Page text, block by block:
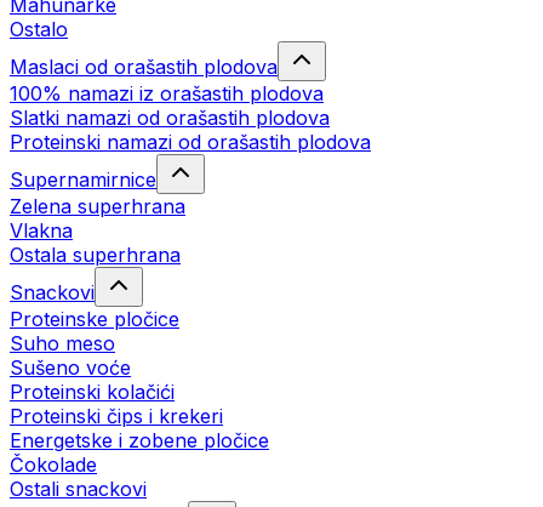
Mahunarke
Ostalo
Maslaci od orašastih plodova
100% namazi iz orašastih plodova
Slatki namazi od orašastih plodova
Proteinski namazi od orašastih plodova
Supernamirnice
Zelena superhrana
Vlakna
Ostala superhrana
Snackovi
Proteinske pločice
Suho meso
Sušeno voće
Proteinski kolačići
Proteinski čips i krekeri
Energetske i zobene pločice
Čokolade
Ostali snackovi